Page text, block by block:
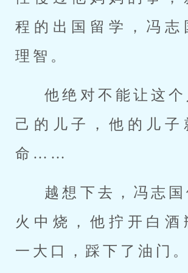
程的出国留学，冯志
理智。
他绝对不能让这个
己的儿子，他的儿子
命……
越想下去，冯志
火中烧，他拧开白酒
一大口，踩下了油门。